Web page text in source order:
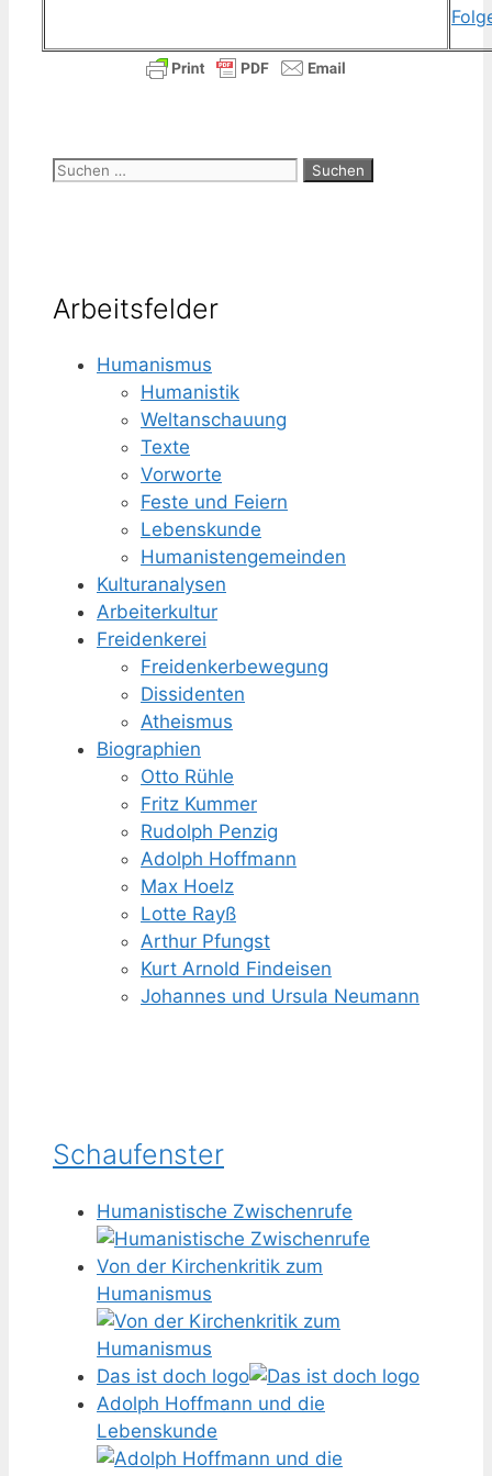
Suchen
Arbeitsfelder
Humanismus
Humanistik
Weltanschauung
Texte
Vorworte
Feste und Feiern
Lebenskunde
Humanisten­gemeinden
Kulturanalysen
Arbeiterkultur
Freidenkerei
Freidenker­bewegung
Dissidenten
Atheismus
Biographien
Otto Rühle
Fritz Kummer
Rudolph Penzig
Adolph Hoffmann
Max Hoelz
Lotte Rayß
Arthur Pfungst
Kurt Arnold Findeisen
Johannes und Ursula Neumann
Schaufenster
Humanistische Zwischenrufe
Von der Kirchenkritik zum
Humanismus
Das ist doch logo
Adolph Hoffmann und die
Lebenskunde